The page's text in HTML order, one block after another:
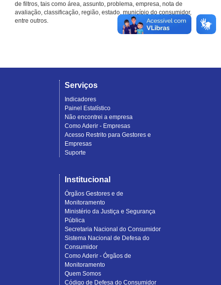
de filtros, tais como área, assunto, problema, empresa, nota de
avaliação, classificação, região, estado, município do consumidor,
entre outros.
Serviços
Indicadores
Painel Estatístico
Não encontrei a empresa
Como Aderir - Empresas
Acesso Restrito para Gestores e
Empresas
Suporte
Institucional
Órgãos Gestores e de
Monitoramento
Ministério da Justiça e Segurança
Pública
Secretaria Nacional do Consumidor
Sistema Nacional de Defesa do
Consumidor
Como Aderir - Órgãos de
Monitoramento
Quem Somos
Código de Defesa do Consumidor